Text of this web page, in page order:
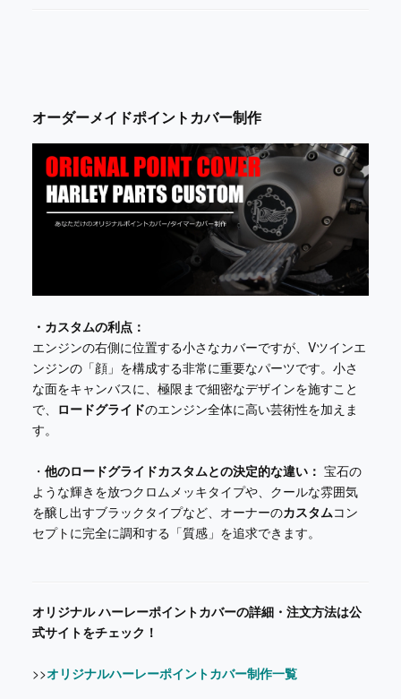
オーダーメイドポイントカバー制作
・カスタムの利点：
エンジンの右側に位置する小さなカバーですが、Vツインエ
ンジンの「顔」を構成する非常に重要なパーツです。小さ
な面をキャンバスに、極限まで細密なデザインを施すこと
で、 ロードグライドのエンジン全体に高い芸術性を加えま
す。
・ 他のロードグライドカスタムとの決定的な違い： 宝石の
ような輝きを放つクロムメッキタイプや、クールな雰囲気
を醸し出すブラックタイプなど、オーナーのカスタムコン
セプトに完全に調和する「質感」を追求できます。
オリジナル ハーレーポイントカバーの詳細・注文方法は公
式サイトをチェック！
>>オリジナルハーレーポイントカバー制作一覧